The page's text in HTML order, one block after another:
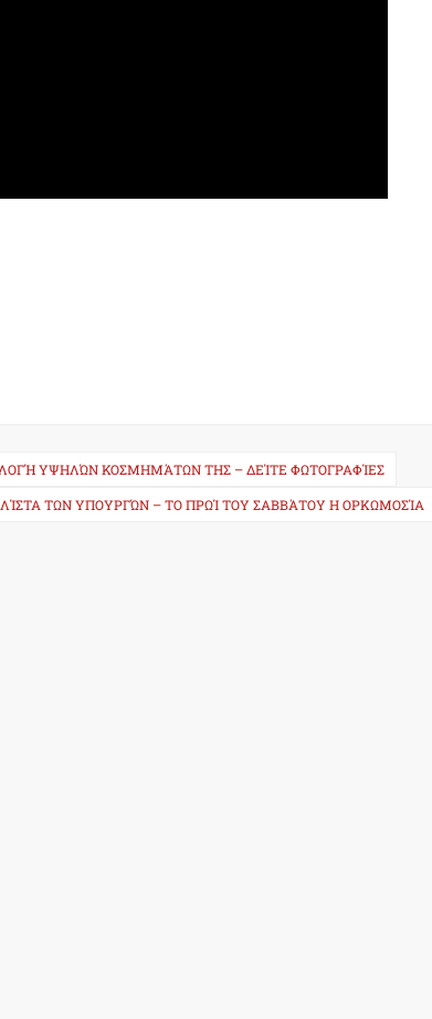
ΥΨΗΛΏΝ ΚΟΣΜΗΜΆΤΩΝ ΤΗΣ – ΔΕΊΤΕ ΦΩΤΟΓΡΑΦΊΕΣ
ΤΩΝ ΥΠΟΥΡΓΏΝ – ΤΟ ΠΡΩΊ ΤΟΥ ΣΑΒΒΆΤΟΥ Η ΟΡΚΩΜΟΣΊΑ